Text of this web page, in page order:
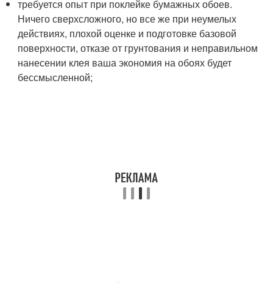
требуется опыт при поклейке бумажных обоев.
Ничего сверхсложного, но все же при неумелых
действиях, плохой оценке и подготовке базовой
поверхности, отказе от грунтования и неправильном
нанесении клея ваша экономия на обоях будет
бессмысленной;